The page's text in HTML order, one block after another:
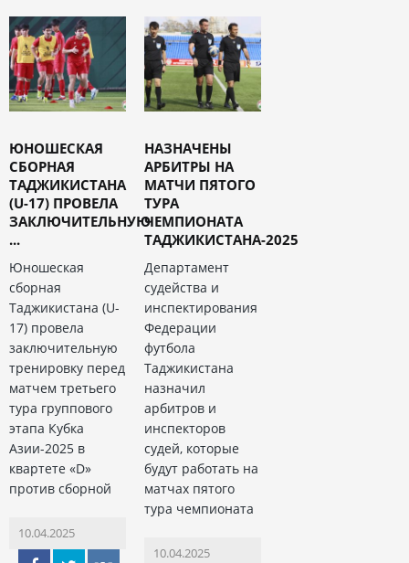
ЮНОШЕСКАЯ
СБОРНАЯ
ТАДЖИКИСТАНА
(U-17) ПРОВЕЛА
ЗАКЛЮЧИТЕЛЬНУЮ
...
Юношеская
сборная
Таджикистана (U-
17) провела
заключительную
тренировку перед
матчем третьего
тура группового
этапа Кубка
Азии-2025 в
квартете «D»
против сборной
10.04.2025
НАЗНАЧЕНЫ
АРБИТРЫ НА
МАТЧИ ПЯТОГО
ТУРА
ЧЕМПИОНАТА
ТАДЖИКИСТАНА-2025
Департамент
судейства и
инспектирования
Федерации
футбола
Таджикистана
назначил
арбитров и
инспекторов
судей, которые
будут работать на
матчах пятого
тура чемпионата
10.04.2025